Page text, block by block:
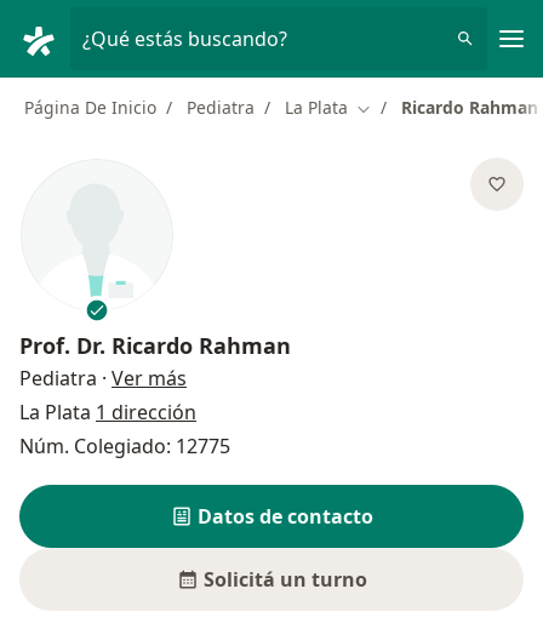
¿Qué estás buscando?
Página De Inicio Pediatra La Plata Cambiar de ciudad
Ricardo Rahman
Prof. Dr. Ricardo Rahman
Pediatra · Ver más
La Plata 1 dirección
Núm. Colegiado: 12775
Datos de contacto
Solicitá un turno